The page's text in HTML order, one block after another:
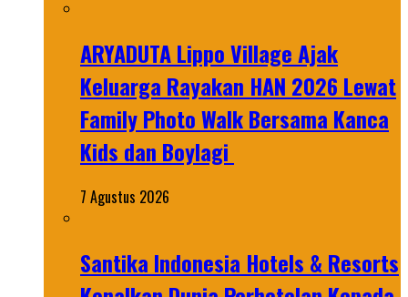
ARYADUTA Lippo Village Ajak
Keluarga Rayakan HAN 2026 Lewat
Family Photo Walk Bersama Kanca
Kids dan Boylagi
7 Agustus 2026
Santika Indonesia Hotels & Resorts